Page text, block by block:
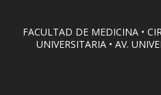
FACULTAD DE MEDICINA •
UNIVERSITARIA • AV.